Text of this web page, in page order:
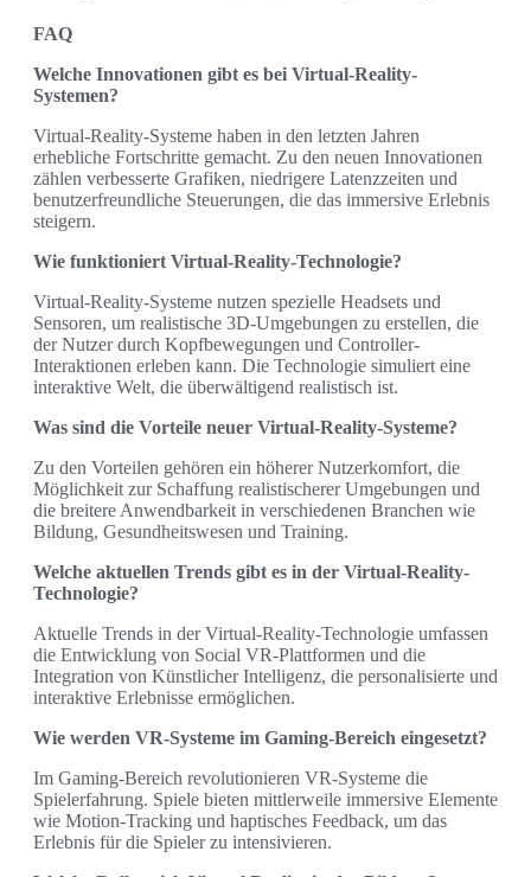
FAQ
Welche Innovationen gibt es bei Virtual-Reality-
Systemen?
Virtual-Reality-Systeme haben in den letzten Jahren
erhebliche Fortschritte gemacht. Zu den neuen Innovationen
zählen verbesserte Grafiken, niedrigere Latenzzeiten und
benutzerfreundliche Steuerungen, die das immersive Erlebnis
steigern.
Wie funktioniert Virtual-Reality-Technologie?
Virtual-Reality-Systeme nutzen spezielle Headsets und
Sensoren, um realistische 3D-Umgebungen zu erstellen, die
der Nutzer durch Kopfbewegungen und Controller-
Interaktionen erleben kann. Die Technologie simuliert eine
interaktive Welt, die überwältigend realistisch ist.
Was sind die Vorteile neuer Virtual-Reality-Systeme?
Zu den Vorteilen gehören ein höherer Nutzerkomfort, die
Möglichkeit zur Schaffung realistischerer Umgebungen und
die breitere Anwendbarkeit in verschiedenen Branchen wie
Bildung, Gesundheitswesen und Training.
Welche aktuellen Trends gibt es in der Virtual-Reality-
Technologie?
Aktuelle Trends in der Virtual-Reality-Technologie umfassen
die Entwicklung von Social VR-Plattformen und die
Integration von Künstlicher Intelligenz, die personalisierte und
interaktive Erlebnisse ermöglichen.
Wie werden VR-Systeme im Gaming-Bereich eingesetzt?
Im Gaming-Bereich revolutionieren VR-Systeme die
Spielerfahrung. Spiele bieten mittlerweile immersive Elemente
wie Motion-Tracking und haptisches Feedback, um das
Erlebnis für die Spieler zu intensivieren.